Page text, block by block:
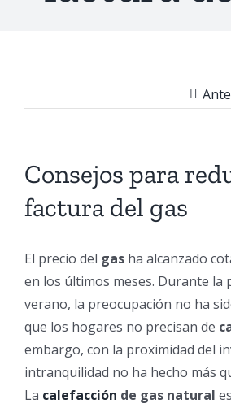
Consejos para
factura del gas
El precio del gas ha alcanzado
en los últimos meses. Durante la
verano, la preocupación no ha
que los hogares no precisan de
embargo, con la proximidad del
intranquilidad no ha hecho más
La calefacción de gas natural